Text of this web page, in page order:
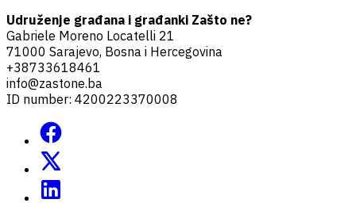
Udruženje građana i građanki Zašto ne?
Gabriele Moreno Locatelli 21
71000 Sarajevo, Bosna i Hercegovina
+38733618461
info@zastone.ba
ID number: 4200223370008